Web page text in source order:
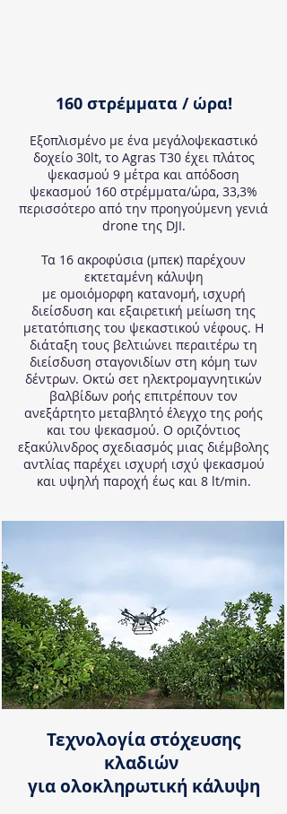
160 στρέμματα / ώρα!
Εξοπλισμένο με ένα μεγάλοψεκαστικό
δοχείο 30lt, το Agras T30 έχει πλάτος
ψεκασμού 9 μέτρα και απόδοση
ψεκασμού 160 στρέμματα/ώρα, 33,3%
περισσότερο από την προηγούμενη γενιά
drone της DJI.
Τα 16 ακροφύσια (μπεκ) παρέχουν
εκτεταμένη κάλυψη
με ομοιόμορφη κατανομή, ισχυρή
διείσδυση και εξαιρετική μείωση της
μετατόπισης του ψεκαστικού νέφους. Η
διάταξη τους βελτιώνει περαιτέρω τη
διείσδυση σταγονιδίων στη κόμη των
δέντρων. Οκτώ σετ ηλεκτρομαγνητικών
βαλβίδων ροής επιτρέπουν τον
ανεξάρτητο μεταβλητό έλεγχο της ροής
και του ψεκασμού. Ο οριζόντιος
εξακύλινδρος σχεδιασμός μιας διέμβολης
αντλίας παρέχει ισχυρή ισχύ ψεκασμού
και υψηλή παροχή έως και 8 lt/min.
Τεχνολογία στόχευσης
κλαδιών
για ολοκληρωτική κάλυψη